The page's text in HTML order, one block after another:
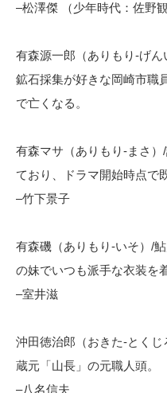
–松澤傑 （少年時代：佐野観
有森源一郎（ありもり-げん
鉱石採集が好きな岡崎市職
で亡くなる。
有森マサ（ありもり-まさ
ており、ドラマ開始時点で
–竹下景子
有森磯（ありもり-いそ）/
の妹でいつも派手な衣装を
–室井滋
沖田徳治郎（おきた-とく
蔵元「山長」の元職人頭。
–八名信夫